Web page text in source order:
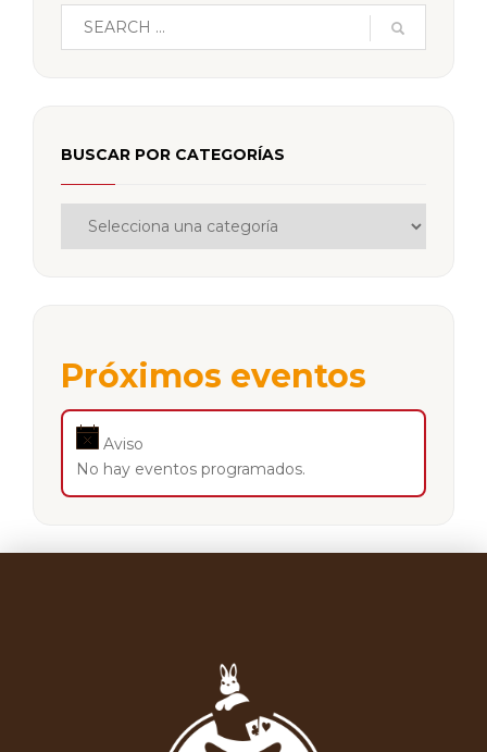
BUSCAR POR CATEGORÍAS
Próximos eventos
Aviso
No hay eventos programados.